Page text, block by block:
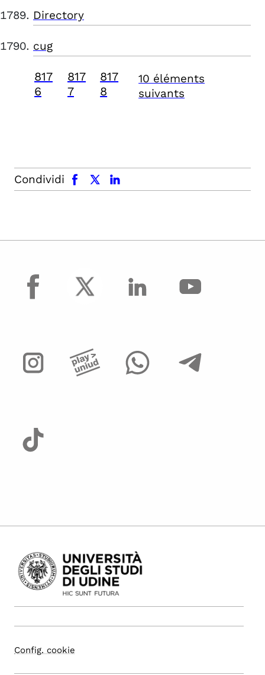
Directory
cug
817
6
817
7
817
8
10 éléments
suivants
Condividi
facebook x.com linkedin
facebook
Config. cookie